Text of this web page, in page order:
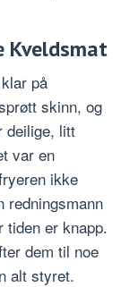
Kveldsmat
på
skinn, og
deilige, litt
var en
ikke
redningsmann
tiden er knapp.
dem til noe
alt styret.